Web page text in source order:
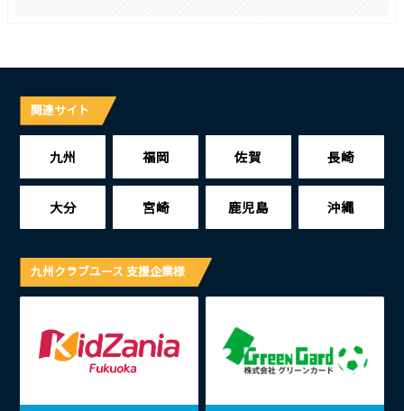
関連サイト
九州 福岡 佐賀 長崎
大分 宮崎 鹿児島 沖縄
九州クラブユース 支援企業様